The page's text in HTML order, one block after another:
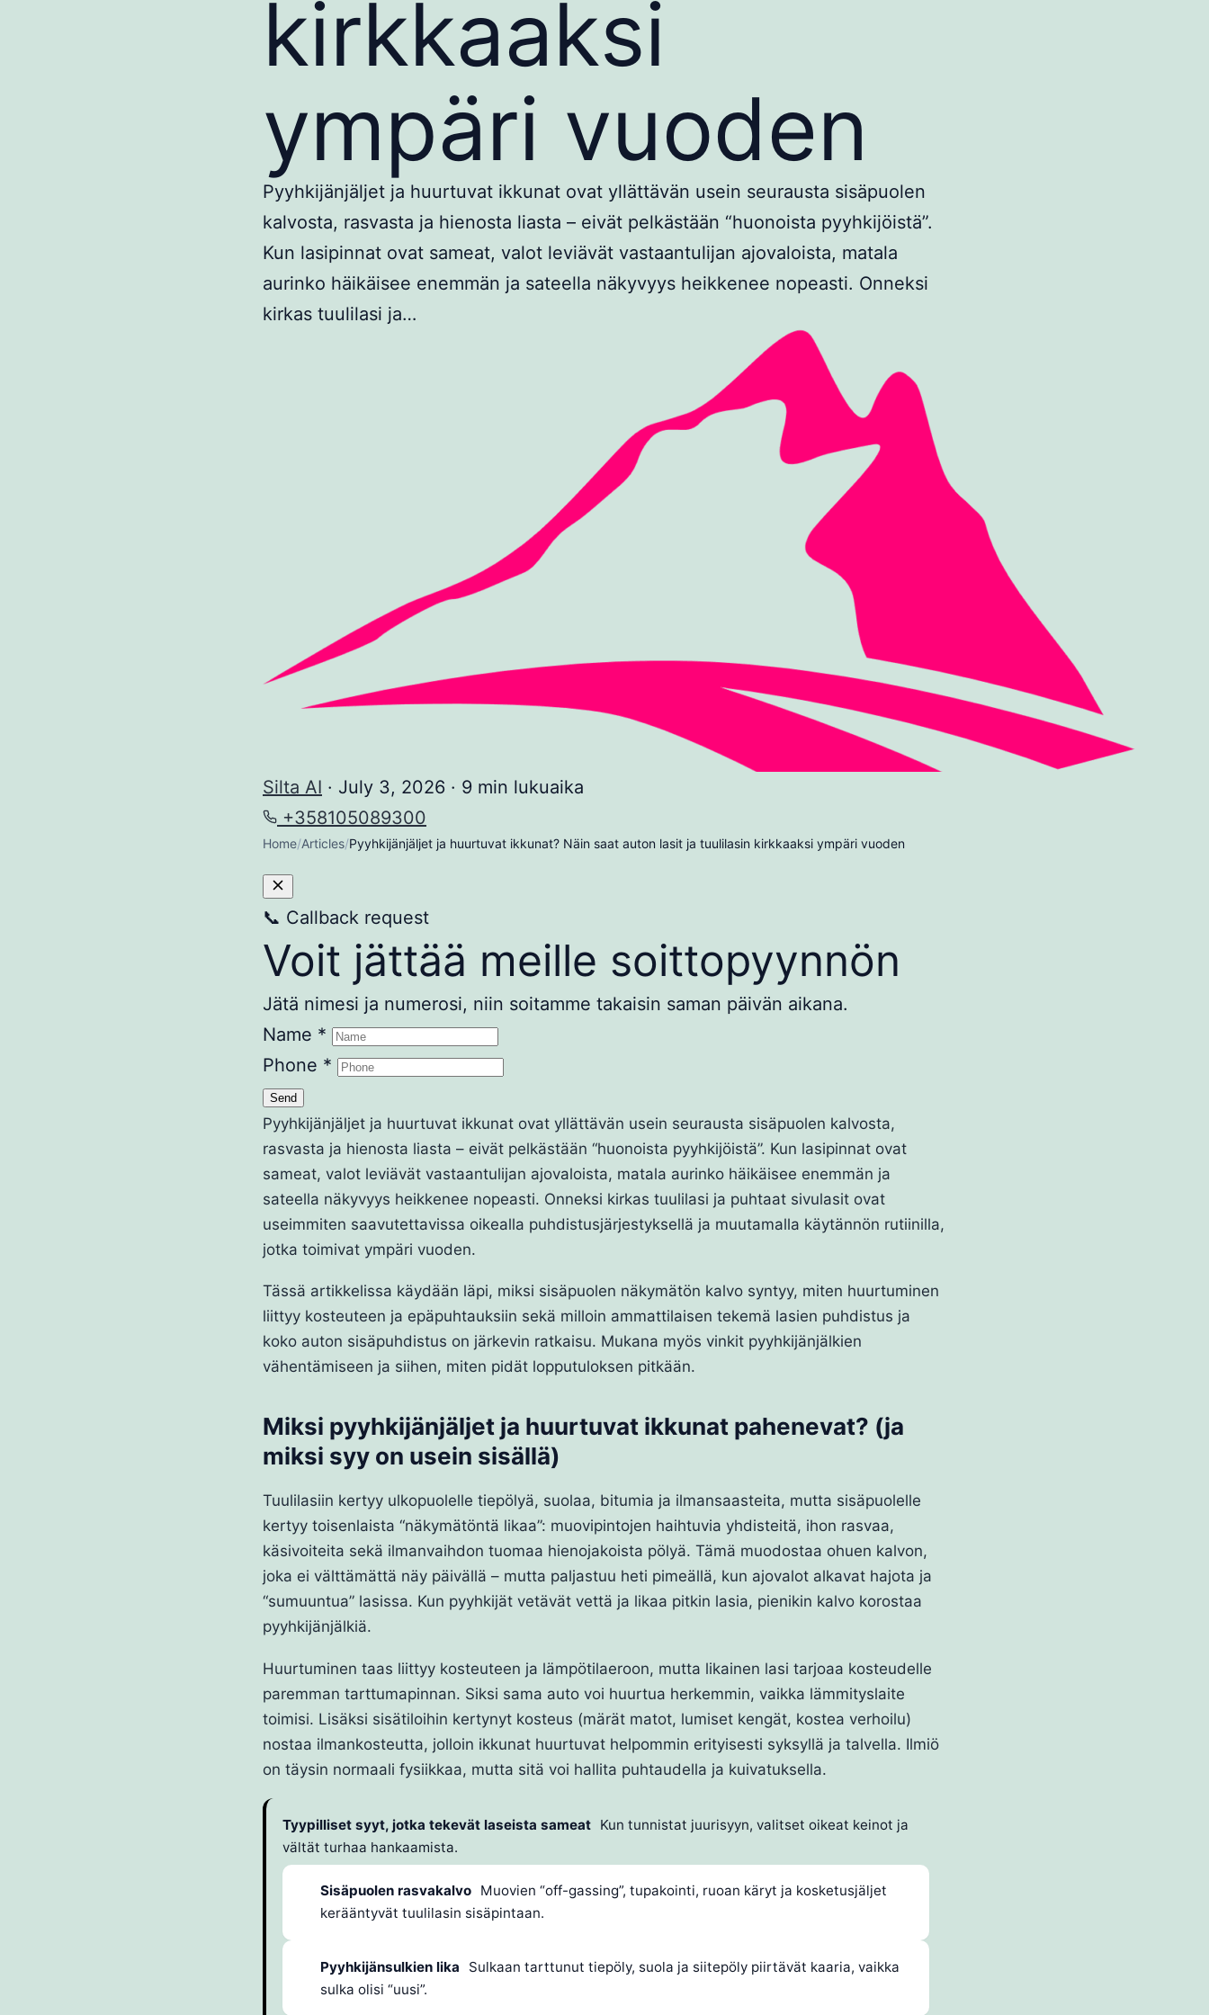
kirkkaaksi
ympäri vuoden
Pyyhkijänjäljet ja huurtuvat ikkunat ovat yllättävän usein seurausta sisäpuolen
kalvosta, rasvasta ja hienosta liasta – eivät pelkästään “huonoista pyyhkijöistä”.
Kun lasipinnat ovat sameat, valot leviävät vastaantulijan ajovaloista, matala
aurinko häikäisee enemmän ja sateella näkyvyys heikkenee nopeasti. Onneksi
kirkas tuulilasi ja…
Silta AI · July 3, 2026 · 9 min lukuaika
+358105089300
Home/Articles/Pyyhkijänjäljet ja huurtuvat ikkunat? Näin saat auton lasit ja tuulilasin kirkkaaksi ympäri vuoden
📞 Callback request
Voit jättää meille soittopyynnön
Jätä nimesi ja numerosi, niin soitamme takaisin saman päivän aikana.
Name *
Phone *
Send
Pyyhkijänjäljet ja huurtuvat ikkunat ovat yllättävän usein seurausta sisäpuolen kalvosta,
rasvasta ja hienosta liasta – eivät pelkästään “huonoista pyyhkijöistä”. Kun lasipinnat ovat
sameat, valot leviävät vastaantulijan ajovaloista, matala aurinko häikäisee enemmän ja
sateella näkyvyys heikkenee nopeasti. Onneksi kirkas tuulilasi ja puhtaat sivulasit ovat
useimmiten saavutettavissa oikealla puhdistusjärjestyksellä ja muutamalla käytännön rutiinilla,
jotka toimivat ympäri vuoden.
Tässä artikkelissa käydään läpi, miksi sisäpuolen näkymätön kalvo syntyy, miten huurtuminen
liittyy kosteuteen ja epäpuhtauksiin sekä milloin ammattilaisen tekemä lasien puhdistus ja
koko auton sisäpuhdistus on järkevin ratkaisu. Mukana myös vinkit pyyhkijänjälkien
vähentämiseen ja siihen, miten pidät lopputuloksen pitkään.
Miksi pyyhkijänjäljet ja huurtuvat ikkunat pahenevat? (ja
miksi syy on usein sisällä)
Tuulilasiin kertyy ulkopuolelle tiepölyä, suolaa, bitumia ja ilmansaasteita, mutta sisäpuolelle
kertyy toisenlaista “näkymätöntä likaa”: muovipintojen haihtuvia yhdisteitä, ihon rasvaa,
käsivoiteita sekä ilmanvaihdon tuomaa hienojakoista pölyä. Tämä muodostaa ohuen kalvon,
joka ei välttämättä näy päivällä – mutta paljastuu heti pimeällä, kun ajovalot alkavat hajota ja
“sumuuntua” lasissa. Kun pyyhkijät vetävät vettä ja likaa pitkin lasia, pienikin kalvo korostaa
pyyhkijänjälkiä.
Huurtuminen taas liittyy kosteuteen ja lämpötilaeroon, mutta likainen lasi tarjoaa kosteudelle
paremman tarttumapinnan. Siksi sama auto voi huurtua herkemmin, vaikka lämmityslaite
toimisi. Lisäksi sisätiloihin kertynyt kosteus (märät matot, lumiset kengät, kostea verhoilu)
nostaa ilmankosteutta, jolloin ikkunat huurtuvat helpommin erityisesti syksyllä ja talvella. Ilmiö
on täysin normaali fysiikkaa, mutta sitä voi hallita puhtaudella ja kuivatuksella.
Tyypilliset syyt, jotka tekevät laseista sameat Kun tunnistat juurisyyn, valitset oikeat keinot ja
vältät turhaa hankaamista.
Sisäpuolen rasvakalvo Muovien “off-gassing”, tupakointi, ruoan käryt ja kosketusjäljet
kerääntyvät tuulilasin sisäpintaan.
Pyyhkijänsulkien lika
Sulkaan tarttunut tiepöly, suola ja siitepöly piirtävät kaaria, vaikka
sulka olisi “uusi”.